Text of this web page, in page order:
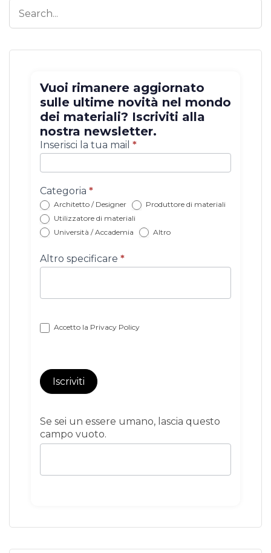
Vuoi rimanere aggiornato
sulle ultime novità nel mondo
dei materiali? Iscriviti alla
nostra newsletter.
Iscrizione
newsletter
con
categoria
Inserisci la tua mail *
Categoria *
Architetto / Designer
Produttore di materiali
Utilizzatore di materiali
Università / Accademia
Altro
Altro specificare *
Accetto la Privacy Policy
Iscriviti
Se sei un essere umano, lascia questo
campo vuoto.